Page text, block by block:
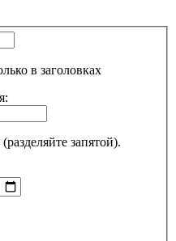
в заголовках
запятой).